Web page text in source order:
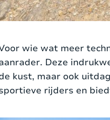
wie wat meer
Deze
kust, maar ook
rijders en